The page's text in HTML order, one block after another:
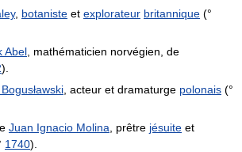
, botaniste et explorateur britannique (°
Abel , mathématicien norvégien, de
).
, acteur et dramaturge polonais (°
Juan Ignacio Molina , prêtre jésuite et
1740).